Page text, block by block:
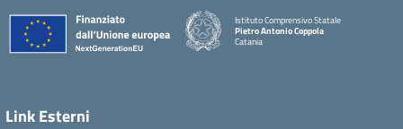
Istituto Comprensivo Statale
Pietro Antonio Coppola
Catania
Link Esterni